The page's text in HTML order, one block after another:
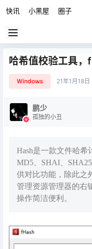
快讯 小黑屋 圈子
哈希值校验工具
Windows 21年1月18日
鹏少
孤独的小丑
Hash是一款文件哈
MD5、SHAI、
供对比功能，除此之
管理资源管理器的右
操作简洁便利。